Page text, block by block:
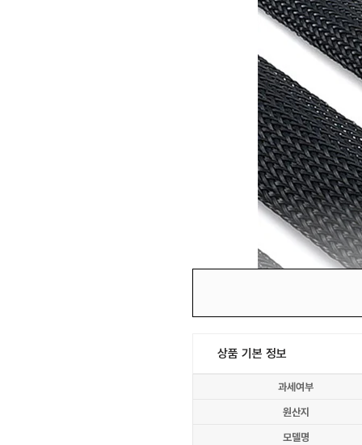
상품 기본 정보
과세여부
원산지
모델명